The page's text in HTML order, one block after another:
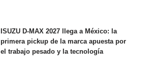
ISUZU D-MAX 2027 llega a México: la
primera pickup de la marca apuesta por
el trabajo pesado y la tecnología